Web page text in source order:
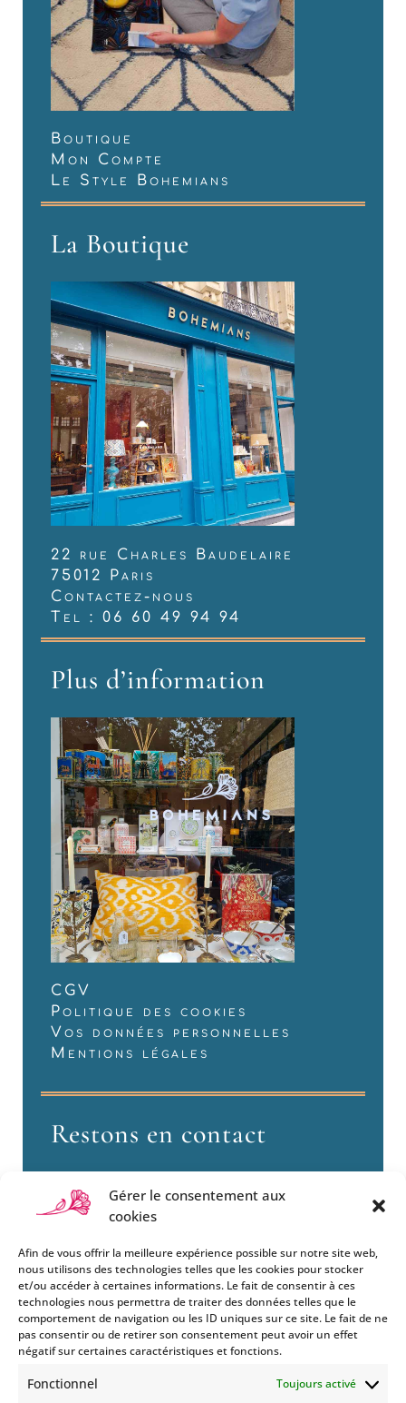
Gérer le consentement aux
cookies
Afin de vous offrir la meilleure expérience possible sur notre site web,
nous utilisons des technologies telles que les cookies pour stocker
et/ou accéder à certaines informations. Le fait de consentir à ces
technologies nous permettra de traiter des données telles que le
comportement de navigation ou les ID uniques sur ce site. Le fait de ne
pas consentir ou de retirer son consentement peut avoir un effet
négatif sur certaines caractéristiques et fonctions.
Fonctionnel Toujours activé
Boutique
Mon Compte
Le Style Bohemians
La Boutique
22 rue Charles Baudelaire
75012 Paris
Contactez-nous
Tel : 06 60 49 94 94
Plus d’information
CGV
Politique des cookies
Vos données personnelles
Mentions légales
Restons en contact
Si vous souhaitez être informés
des nouveautés et évènements
que nous organisons
abonnez-vous à notre